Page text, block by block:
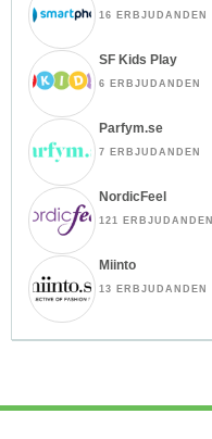
16 ERBJUDANDEN
SF Kids Play
6 ERBJUDANDEN
Parfym.se
7 ERBJUDANDEN
NordicFeel
121 ERBJUDANDEN
Miinto
13 ERBJUDANDEN